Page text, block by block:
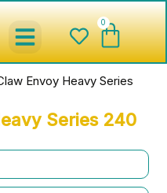
0
Envoy Heavy Series
Series 240